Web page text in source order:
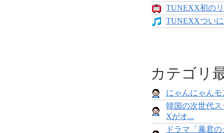
TUNEXX初の
TUNEXXつい
カテゴリ
にゃんにゃん
韓国の次世代
Xがオ...
ドラマ「暴君